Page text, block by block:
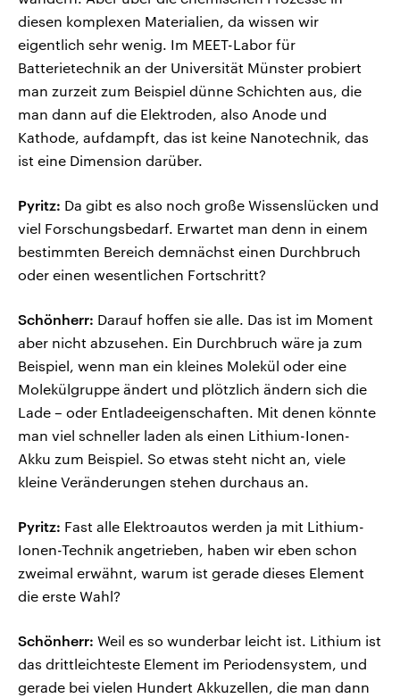
diesen komplexen Materialien, da wissen wir
eigentlich sehr wenig. Im MEET-Labor für
Batterietechnik an der Universität Münster probiert
man zurzeit zum Beispiel dünne Schichten aus, die
man dann auf die Elektroden, also Anode und
Kathode, aufdampft, das ist keine Nanotechnik, das
ist eine Dimension darüber.
Pyritz: Da gibt es also noch große Wissenslücken und
viel Forschungsbedarf. Erwartet man denn in einem
bestimmten Bereich demnächst einen Durchbruch
oder einen wesentlichen Fortschritt?
Schönherr: Darauf hoffen sie alle. Das ist im Moment
aber nicht abzusehen. Ein Durchbruch wäre ja zum
Beispiel, wenn man ein kleines Molekül oder eine
Molekülgruppe ändert und plötzlich ändern sich die
Lade – oder Entladeeigenschaften. Mit denen könnte
man viel schneller laden als einen Lithium-Ionen-
Akku zum Beispiel. So etwas steht nicht an, viele
kleine Veränderungen stehen durchaus an.
Pyritz: Fast alle Elektroautos werden ja mit Lithium-
Ionen-Technik angetrieben, haben wir eben schon
zweimal erwähnt, warum ist gerade dieses Element
die erste Wahl?
Schönherr: Weil es so wunderbar leicht ist. Lithium ist
das drittleichteste Element im Periodensystem, und
gerade bei vielen Hundert Akkuzellen, die man dann